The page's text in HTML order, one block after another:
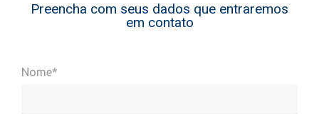
Preencha com seus dados que entraremos
em contato
Nome*